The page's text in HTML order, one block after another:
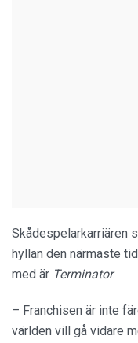
Skådespelarkarriären
hyllan den närmaste
med är Terminator.
– Franchisen är inte
världen vill gå vidare